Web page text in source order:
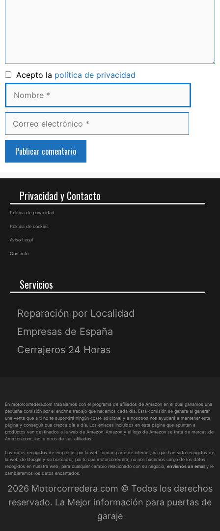
Acepto la política de privacidad
Privacidad y Contacto
Política de privacidad
Política de cookies
Aviso Legal
Contacto
Servicios
Reparación por Localidad
Empresas de España
Cerrajeros 24 Horas
En motorcorredera.com trabajamos con el programa de afiliados de Amazon en el cual ganamos una
pequeña comisión por el enorme trabajo que hacemos cada día. Esta comisión se genera al generar
una venta que a ti no te supondrá ningún coste adicional y a nosotros nos ayudará a mantener esta
página y conseguir que crezca día a día. Los enlaces incluidos en esta página que apuntan a
productos van destinados a la web de Amazon. Amazon y el logo de Amazon se trata de marcas de
Amazon.com, Inc. u otros de sus afiliados.
Los datos recogidos de empresas por la web forman parte de internet, ya que han sido recogidos de
la web de Google y su buscador, por lo que motorcorredera, no nos hacemos cargo de los datos
recogidos en nuestra web, para cualquier cambio relacionado con su negocio, envíenos un emaily le
cambiaremos los datos encantados.
2026 Motorcorredera.com © Todos los derechos
reservado. La Mejor información para puertas de
garaje